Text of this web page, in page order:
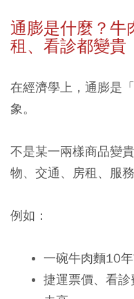
通膨是什麼？牛
租、看診都變貴
在經濟學上，通膨是
象。
不是某一兩樣商品變
物、交通、房租、服
例如：
一碗牛肉麵10
捷運票價、看